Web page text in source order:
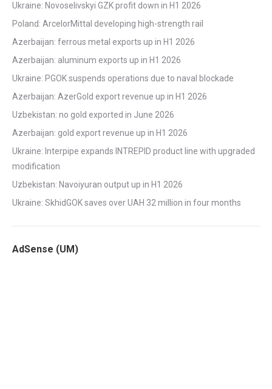
Ukraine: Novoselivskyi GZK profit down in H1 2026
Poland: ArcelorMittal developing high-strength rail
Azerbaijan: ferrous metal exports up in H1 2026
Azerbaijan: aluminum exports up in H1 2026
Ukraine: PGOK suspends operations due to naval blockade
Azerbaijan: AzerGold export revenue up in H1 2026
Uzbekistan: no gold exported in June 2026
Azerbaijan: gold export revenue up in H1 2026
Ukraine: Interpipe expands INTREPID product line with upgraded
modification
Uzbekistan: Navoiyuran output up in H1 2026
Ukraine: SkhidGOK saves over UAH 32 million in four months
AdSense (UM)